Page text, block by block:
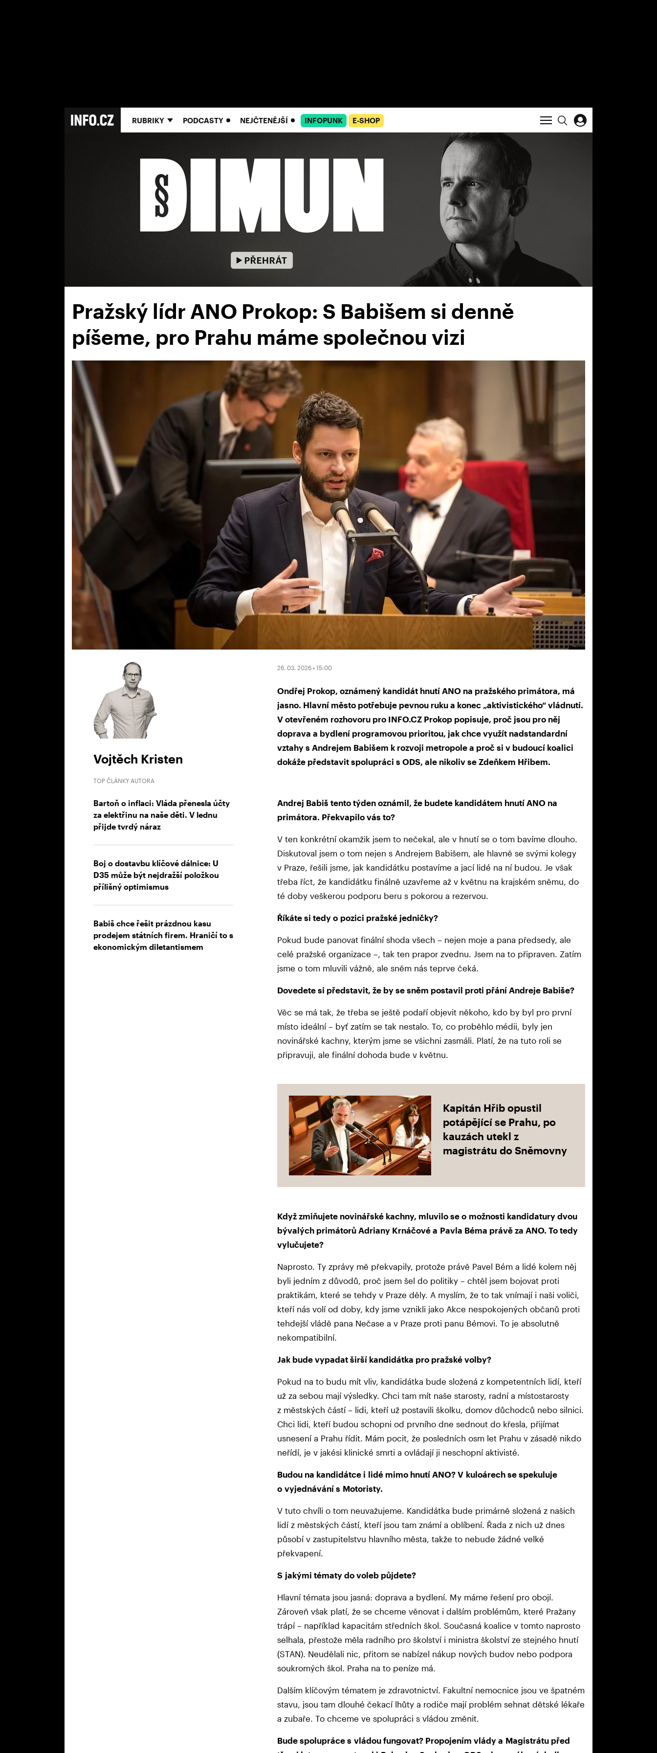
RUBRIKY PODCASTY NEJČTENĚJŠÍ INFOPUNK E-SHOP
Pražský lídr ANO Prokop: S Babišem si denně
píšeme, pro Prahu máme společnou vizi
Vojtěch Kristen
TOP ČLÁNKY AUTORA
Bartoň o inflaci: Vláda přenesla účty
za elektřinu na naše děti. V lednu
přijde tvrdý náraz
Boj o dostavbu klíčové dálnice: U
D35 může být nejdražší položkou
přílišný optimismus
Babiš chce řešit prázdnou kasu
prodejem státních firem. Hraničí to s
ekonomickým diletantismem
26. 03. 2026 • 15:00
Ondřej Prokop, oznámený kandidát hnutí ANO na pražského primátora, má
jasno. Hlavní město potřebuje pevnou ruku a konec „aktivistického“ vládnutí.
V otevřeném rozhovoru pro INFO.CZ Prokop popisuje, proč jsou pro něj
doprava a bydlení programovou prioritou, jak chce využít nadstandardní
vztahy s Andrejem Babišem k rozvoji metropole a proč si v budoucí koalici
dokáže představit spolupráci s ODS, ale nikoliv se Zdeňkem Hřibem.
Andrej Babiš tento týden oznámil, že budete kandidátem hnutí ANO na
primátora. Překvapilo vás to?
V ten konkrétní okamžik jsem to nečekal, ale v hnutí se o tom bavíme dlouho.
Diskutoval jsem o tom nejen s Andrejem Babišem, ale hlavně se svými kolegy
v Praze, řešili jsme, jak kandidátku postavíme a jací lidé na ní budou. Je však
třeba říct, že kandidátku finálně uzavřeme až v květnu na krajském sněmu, do
té doby veškerou podporu beru s pokorou a rezervou.
Říkáte si tedy o pozici pražské jedničky?
Pokud bude panovat finální shoda všech – nejen moje a pana předsedy, ale
celé pražské organizace –, tak ten prapor zvednu. Jsem na to připraven. Zatím
jsme o tom mluvili vážně, ale sněm nás teprve čeká.
Dovedete si představit, že by se sněm postavil proti přání Andreje Babiše?
Věc se má tak, že třeba se ještě podaří objevit někoho, kdo by byl pro první
místo ideální – byť zatím se tak nestalo. To, co proběhlo médii, byly jen
novinářské kachny, kterým jsme se všichni zasmáli. Platí, že na tuto roli se
připravuji, ale finální dohoda bude v květnu.
Kapitán Hřib opustil
potápějící se Prahu, po
kauzách utekl z
magistrátu do Sněmovny
Když zmiňujete novinářské kachny, mluvilo se o možnosti kandidatury dvou
bývalých primátorů Adriany Krnáčové a Pavla Béma právě za ANO. To tedy
vylučujete?
Naprosto. Ty zprávy mě překvapily, protože právě Pavel Bém a lidé kolem něj
byli jedním z důvodů, proč jsem šel do politiky – chtěl jsem bojovat proti
praktikám, které se tehdy v Praze děly. A myslím, že to tak vnímají i naši voliči,
kteří nás volí od doby, kdy jsme vznikli jako Akce nespokojených občanů proti
tehdejší vládě pana Nečase a v Praze proti panu Bémovi. To je absolutně
nekompatibilní.
Jak bude vypadat širší kandidátka pro pražské volby?
Pokud na to budu mít vliv, kandidátka bude složená z kompetentních lidí, kteří
už za sebou mají výsledky. Chci tam mít naše starosty, radní a místostarosty
z městských částí – lidi, kteří už postavili školku, domov důchodců nebo silnici.
Chci lidi, kteří budou schopni od prvního dne sednout do křesla, přijímat
usnesení a Prahu řídit. Mám pocit, že posledních osm let Prahu v zásadě nikdo
neřídí, je v jakési klinické smrti a ovládají ji neschopní aktivisté.
Budou na kandidátce i lidé mimo hnutí ANO? V kuloárech se spekuluje
o vyjednávání s Motoristy.
V tuto chvíli o tom neuvažujeme. Kandidátka bude primárně složená z našich
lidí z městských částí, kteří jsou tam známí a oblíbení. Řada z nich už dnes
působí v zastupitelstvu hlavního města, takže to nebude žádné velké
překvapení.
S jakými tématy do voleb půjdete?
Hlavní témata jsou jasná: doprava a bydlení. My máme řešení pro obojí.
Zároveň však platí, že se chceme věnovat i dalším problémům, které Pražany
trápí – například kapacitám středních škol. Současná koalice v tomto naprosto
selhala, přestože měla radního pro školství i ministra školství ze stejného hnutí
(STAN). Neudělali nic, přitom se nabízel nákup nových budov nebo podpora
soukromých škol. Praha na to peníze má.
Dalším klíčovým tématem je zdravotnictví. Fakultní nemocnice jsou ve špatném
stavu, jsou tam dlouhé čekací lhůty a rodiče mají problém sehnat dětské lékaře
a zubaře. To chceme ve spolupráci s vládou změnit.
Bude spolupráce s vládou fungovat? Propojením vlády a Magistrátu před